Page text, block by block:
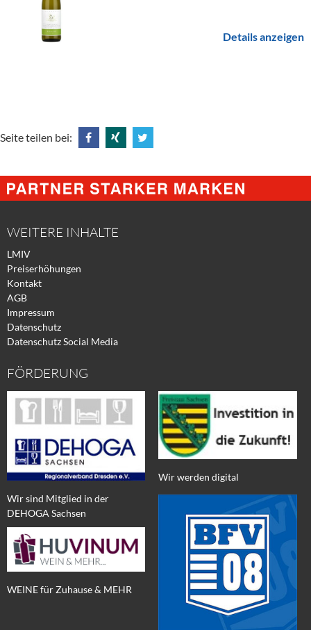
Details anzeigen
Seite teilen bei:
@
Facebook
@
Xing
@
Twitter
WEITERE INHALTE
LMIV
Preiserhöhungen
Kontakt
AGB
Impressum
Datenschutz
Datenschutz Social Media
FÖRDERUNG
Wir sind Mitglied in der
DEHOGA Sachsen
WEINE für Zuhause & MEHR
Wir werden digital